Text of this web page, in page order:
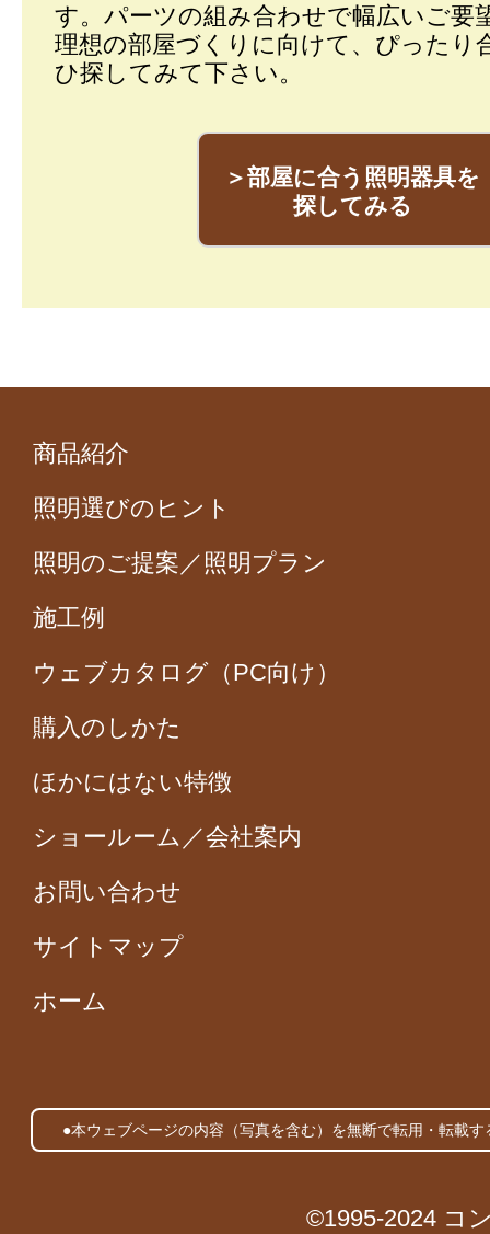
す。パーツの組み合わせで幅広いご要
理想の部屋づくりに向けて、ぴったり
ひ探してみて下さい。
＞部屋に合う照明器具を
探してみる
商品紹介
照明選びのヒント
照明のご提案／照明プラン
施工例
ウェブカタログ（PC向け）
購入のしかた
ほかにはない特徴
ショールーム／会社案内
お問い合わせ
サイトマップ
ホーム
●本ウェブページの内容（写真を含む）を無断で転用・転載
©1995-2024 コ